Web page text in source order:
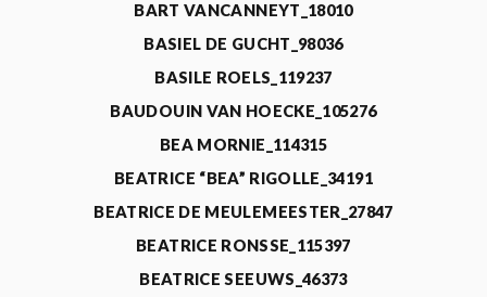
BART VANCANNEYT_18010
BASIEL DE GUCHT_98036
BASILE ROELS_119237
BAUDOUIN VAN HOECKE_105276
BEA MORNIE_114315
BEATRICE “BEA” RIGOLLE_34191
BEATRICE DE MEULEMEESTER_27847
BEATRICE RONSSE_115397
BEATRICE SEEUWS_46373